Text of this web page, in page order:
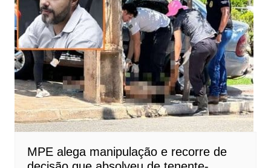
MPE alega manipulação e recorre de